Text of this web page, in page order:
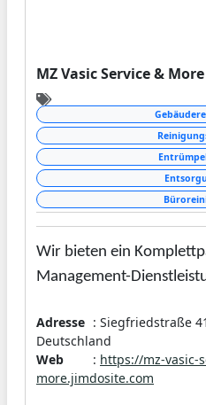
MZ Vasic Service & More
Wir bieten ein
Management-
Adresse : Siegfriedstraße
Deutschland
Web
: https://mz-vasic-
more.jimdosite.com